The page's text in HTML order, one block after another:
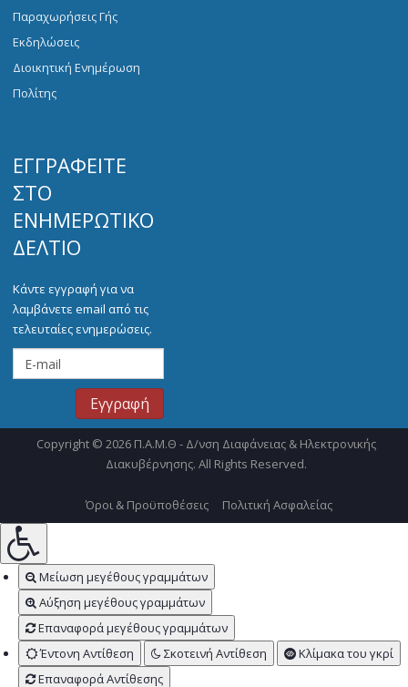
Παραχωρήσεις Γής
Εκδηλώσεις
Διοικητική Ενημέρωση
Πολίτης
ΕΓΓΡΑΦΕΊΤΕ
ΣΤΟ
ΕΝΗΜΕΡΩΤΙΚΌ
ΔΕΛΤΊΟ
Κάντε εγγραφή για να
λαμβάνετε email από τις
τελευταίες ενημερώσεις.
Copyright © 2026 Π.Α.Μ.Θ - Δ/νση Διαφάνειας & Ηλεκτρονικής
Διακυβέρνησης. All Rights Reserved.
Όροι & Προϋποθέσεις Πολιτική Ασφαλείας
Μείωση μεγέθους γραμμάτων
Αύξηση μεγέθους γραμμάτων
Επαναφορά μεγέθους γραμμάτων
Έντονη Αντίθεση
Σκοτεινή Αντίθεση
Κλίμακα του γκρί
Επαναφορά Αντίθεσης